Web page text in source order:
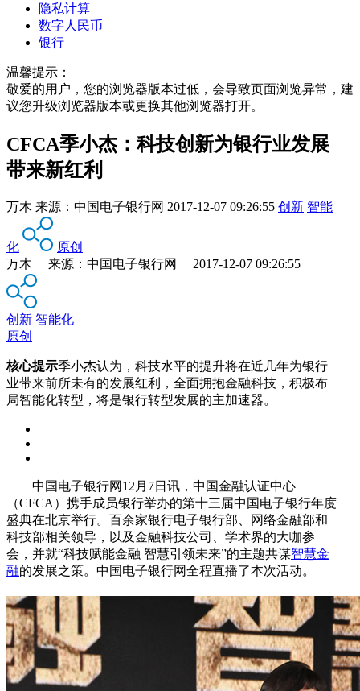
隐私计算
数字人民币
银行
温馨提示：
敬爱的用户，您的浏览器版本过低，会导致页面浏览异常，建
议您升级浏览器版本或更换其他浏览器打开。
CFCA季小杰：科技创新为银行业发展
带来新红利
万木 来源： 中国电子银行网 2017-12-07 09:26:55 创新 智能
化
原创
万木 来源：中国电子银行网 2017-12-07 09:26:55
创新 智能化
原创
核心提示季小杰认为，科技水平的提升将在近几年为银行
业带来前所未有的发展红利，全面拥抱金融科技，积极布
局智能化转型，将是银行转型发展的主加速器。
中国电子银行网12月7日讯，中国金融认证中心
（CFCA）携手成员银行举办的第十三届中国电子银行年度
盛典在北京举行。百余家银行电子银行部、网络金融部和
科技部相关领导，以及金融科技公司、学术界的大咖参
会，并就“科技赋能金融 智慧引领未来”的主题共谋智慧金
融的发展之策。中国电子银行网全程直播了本次活动。